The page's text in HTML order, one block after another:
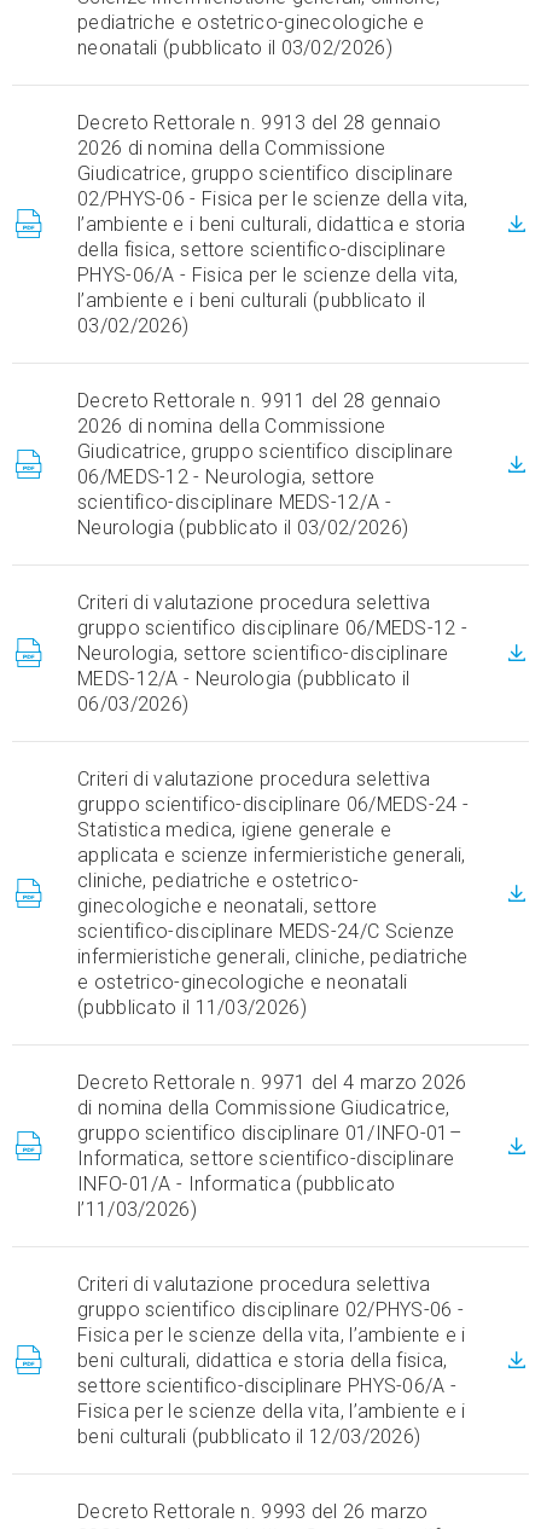
pediatriche e ostetrico-ginecologiche e
neonatali (pubblicato il 03/02/2026)
Decreto Rettorale n. 9913 del 28 gennaio
2026 di nomina della Commissione
Giudicatrice, gruppo scientifico disciplinare
02/PHYS-06 - Fisica per le scienze della vita,
l’ambiente e i beni culturali, didattica e storia
della fisica, settore scientifico-disciplinare
PHYS-06/A - Fisica per le scienze della vita,
l’ambiente e i beni culturali (pubblicato il
03/02/2026)
Decreto Rettorale n. 9911 del 28 gennaio
2026 di nomina della Commissione
Giudicatrice, gruppo scientifico disciplinare
06/MEDS-12 - Neurologia, settore
scientifico-disciplinare MEDS-12/A -
Neurologia (pubblicato il 03/02/2026)
Criteri di valutazione procedura selettiva
gruppo scientifico disciplinare 06/MEDS-12 -
Neurologia, settore scientifico-disciplinare
MEDS-12/A - Neurologia (pubblicato il
06/03/2026)
Criteri di valutazione procedura selettiva
gruppo scientifico-disciplinare 06/MEDS-24 -
Statistica medica, igiene generale e
applicata e scienze infermieristiche generali,
cliniche, pediatriche e ostetrico-
ginecologiche e neonatali, settore
scientifico-disciplinare MEDS-24/C Scienze
infermieristiche generali, cliniche, pediatriche
e ostetrico-ginecologiche e neonatali
(pubblicato il 11/03/2026)
Decreto Rettorale n. 9971 del 4 marzo 2026
di nomina della Commissione Giudicatrice,
gruppo scientifico disciplinare 01/INFO-01–
Informatica, settore scientifico-disciplinare
INFO-01/A - Informatica (pubblicato
l’11/03/2026)
Criteri di valutazione procedura selettiva
gruppo scientifico disciplinare 02/PHYS-06 -
Fisica per le scienze della vita, l’ambiente e i
beni culturali, didattica e storia della fisica,
settore scientifico-disciplinare PHYS-06/A -
Fisica per le scienze della vita, l’ambiente e i
beni culturali (pubblicato il 12/03/2026)
Decreto Rettorale n. 9993 del 26 marzo